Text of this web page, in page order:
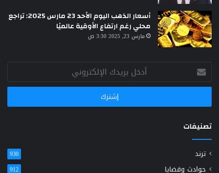
أسعار الذهب اليوم الأحد 23 مارس 2025: تراجع
محلي رغم ارتفاع الأوقية عالميًا
مارس 23, 2025 3:30 ص
أدخل
بريدك
الإلكتروني
تصنيفات
ترند 930
حوادث وقضايا 912